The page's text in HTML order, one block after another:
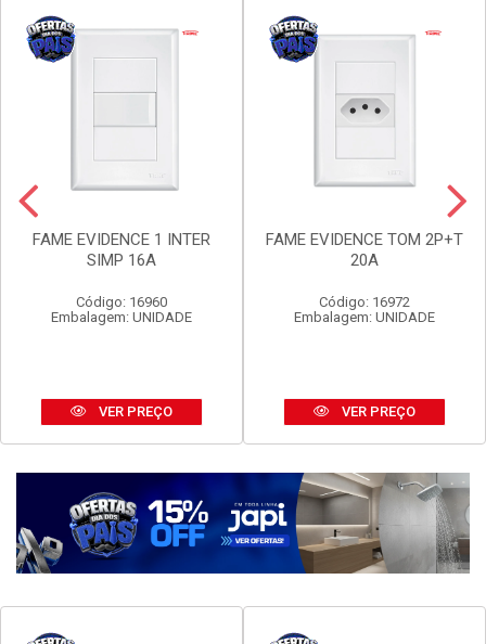
FAME EVIDENCE 1 INTER
SIMP 16A
Código: 16960
Embalagem: UNIDADE
VER PREÇO
FAME EVIDENCE TOM 2P+T
20A
Código: 16972
Embalagem: UNIDADE
VER PREÇO